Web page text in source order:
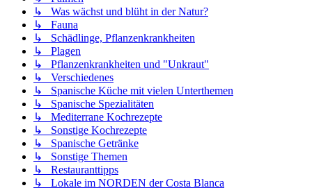
↳ Was wächst und blüht in der Natur?
↳ Fauna
↳ Schädlinge, Pflanzenkrankheiten
↳ Plagen
↳ Pflanzenkrankheiten und "Unkraut"
↳ Verschiedenes
↳ Spanische Küche mit vielen Unterthemen
↳ Spanische Spezialitäten
↳ Mediterrane Kochrezepte
↳ Sonstige Kochrezepte
↳ Spanische Getränke
↳ Sonstige Themen
↳ Restauranttipps
↳ Lokale im NORDEN der Costa Blanca